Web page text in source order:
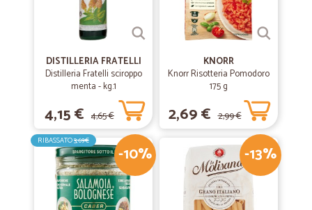
DISTILLERIA FRATELLI
Distilleria Fratelli sciroppo
menta - kg.1
4,15 € 4,65 €
KNORR
Knorr Risotteria Pomodoro
175 g
2,69 € 2,99 €
-10%
RIBASSATO3,69€
-13%